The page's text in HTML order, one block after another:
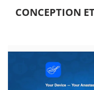
CONCEPTION